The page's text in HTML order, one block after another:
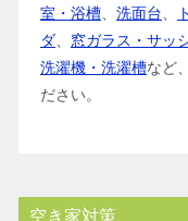
室・浴槽
洗面台
ダ
窓ガラス・サッ
洗濯機・洗濯槽など
ださい。
空き家対策